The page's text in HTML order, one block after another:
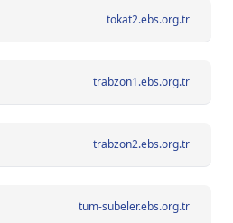
tokat2.ebs.org.tr
trabzon1.ebs.org.tr
trabzon2.ebs.org.tr
tum-subeler.ebs.org.tr